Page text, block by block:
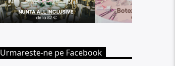
Urmareste-ne pe Facebook